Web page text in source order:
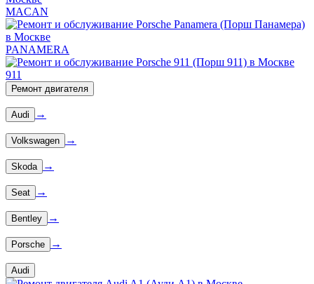
MACAN
PANAMERA
911
Ремонт двигателя
Audi →
Volkswagen →
Skoda →
Seat →
Bentley →
Porsche →
Audi